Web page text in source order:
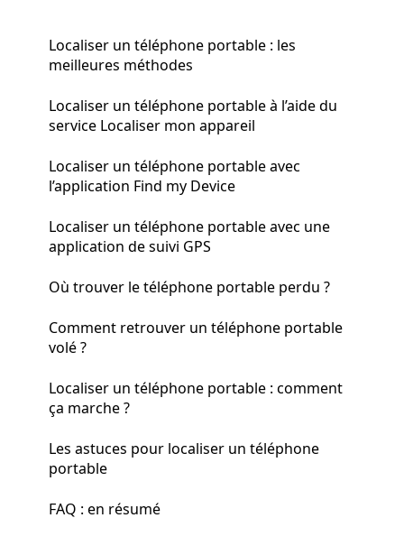
Localiser un téléphone portable : les
meilleures méthodes
Localiser un téléphone portable à l’aide du
service Localiser mon appareil
Localiser un téléphone portable avec
l’application Find my Device
Localiser un téléphone portable avec une
application de suivi GPS
Où trouver le téléphone portable perdu ?
Comment retrouver un téléphone portable
volé ?
Localiser un téléphone portable : comment
ça marche ?
Les astuces pour localiser un téléphone
portable
FAQ : en résumé